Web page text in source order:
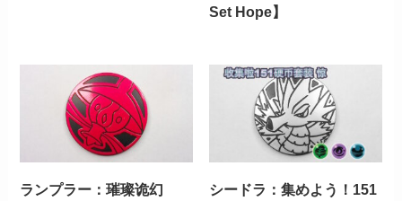
Set Hope】
ランプラー：璀璨诡幻
シードラ：集めよう！151